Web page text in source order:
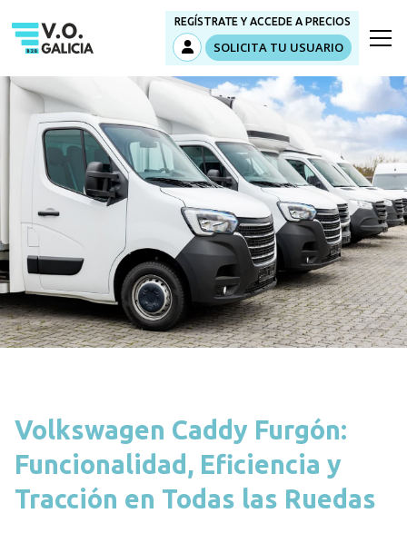
REGÍSTRATE Y ACCEDE A PRECIOS
SOLICITA TU USUARIO
Volkswagen Caddy Furgón:
Funcionalidad, Eficiencia y
Tracción en Todas las Ruedas